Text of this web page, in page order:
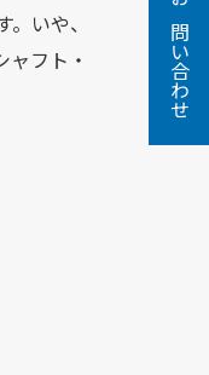
お問い合わせ
いや、
フト・